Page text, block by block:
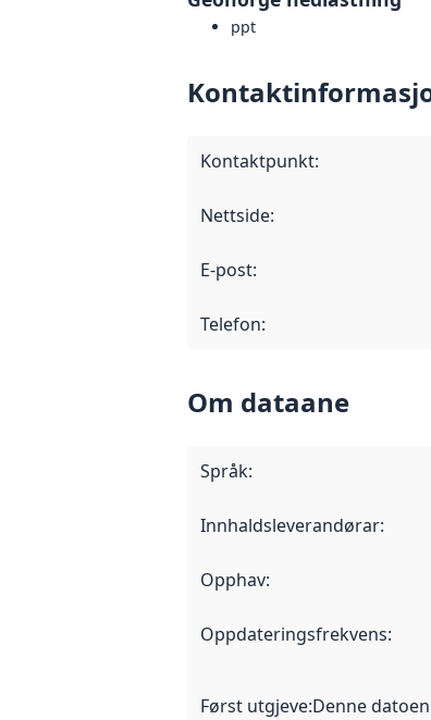
ppt
Kontaktpunkt:
Nettside:
E-post:
Telefon:
Om dataane
Språk:
Innhaldsleverandørar:
Opphav:
Oppdateringsfrekvens:
Først utgjeve:Denne